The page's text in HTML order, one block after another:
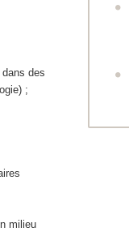
des
;
milieu